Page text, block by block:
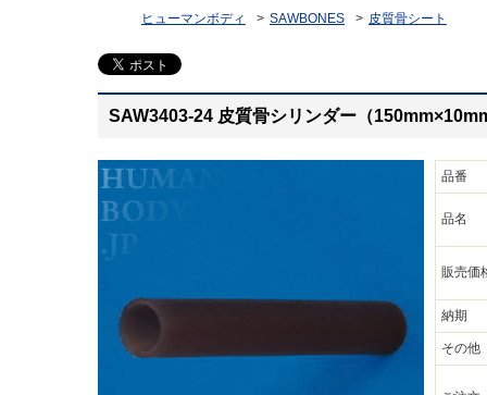
ヒューマンボディ SAWBONES 皮質骨シート
SAW3403-24 皮質骨シリンダー（
品番
品名
販売価
納期
その他